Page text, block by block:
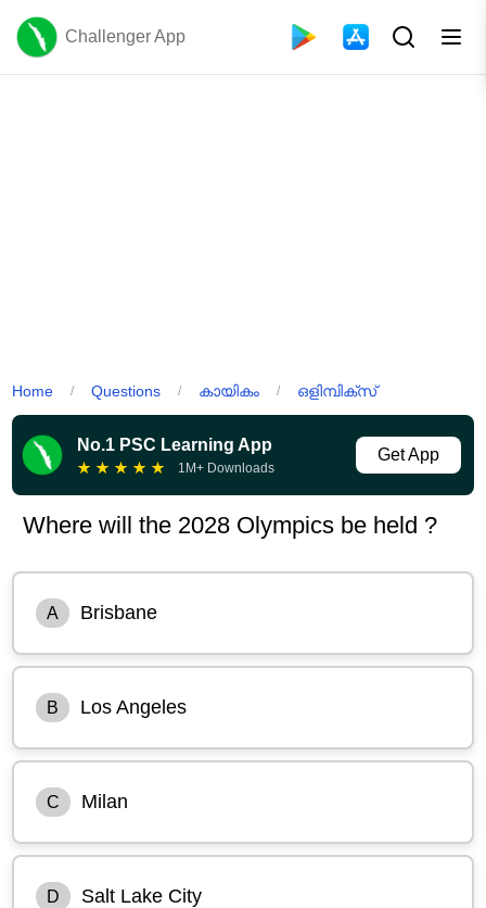
Challenger App
Home / Questions / കായികം / ഒളിമ്പിക്സ്
No.1 PSC Learning App
★ ★ ★ ★ ★ 1M+ Downloads
Get App
Where will the 2028 Olympics be held ?
A Brisbane
B Los Angeles
C Milan
D Salt Lake City